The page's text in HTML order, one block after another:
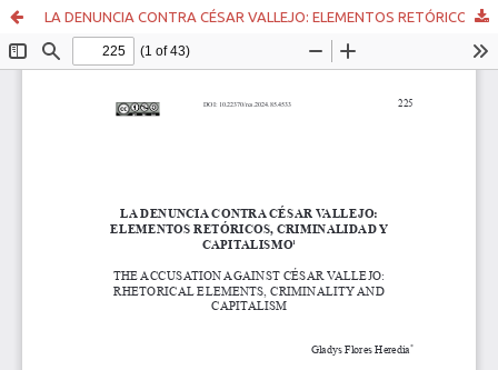
LA DENUNCIA CONTRA CÉSAR VALLEJO: ELEMENTOS RETÓRICOS, CRIMINALIDAD Y CAPITALISMO